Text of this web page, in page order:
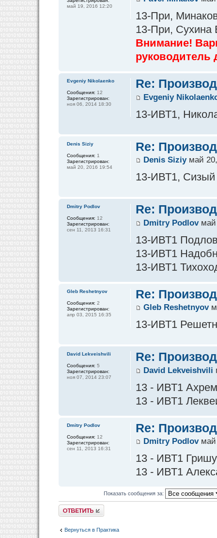
13-При,
13-При, Сухина
Внимание!
руководитель
май 19, 2016 12:20
Re:
Evgeniy
13-ИВТ1,
Evgeniy Nikolaenko
Сообщения: 12
Зарегистрирован:
ноя 06, 2014 18:30
Re:
Denis Siziyмай 20,
13-ИВТ1, Сизый
Denis Siziy
Сообщения: 1
Зарегистрирован:
май 20, 2016 19:54
Re:
Dmitry Podlovмай
13-ИВТ1
13-ИВТ1
13-ИВТ1
Dmitry Podlov
Сообщения: 12
Зарегистрирован:
сен 11, 2013 16:31
Re:
Gleb Reshetnyov
13-ИВТ1
Gleb Reshetnyov
Сообщения: 2
Зарегистрирован:
апр 03, 2015 16:35
Re:
David Lekveishvili
13 - ИВТ1
13 - ИВТ1
David Lekveishvili
Сообщения: 5
Зарегистрирован:
ноя 07, 2014 23:07
Re:
Dmitry Podlovмай
13 - ИВТ1
13 - ИВТ1
Dmitry Podlov
Сообщения: 12
Зарегистрирован:
сен 11, 2013 16:31
Показать сообщения за:
Ответить
Вернуться в Практика